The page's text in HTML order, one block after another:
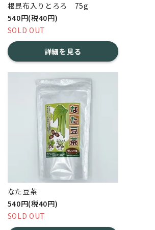
根昆布入りとろろ 75g
540円(税40円)
SOLD OUT
詳細を見る
なた豆茶
540円(税40円)
SOLD OUT